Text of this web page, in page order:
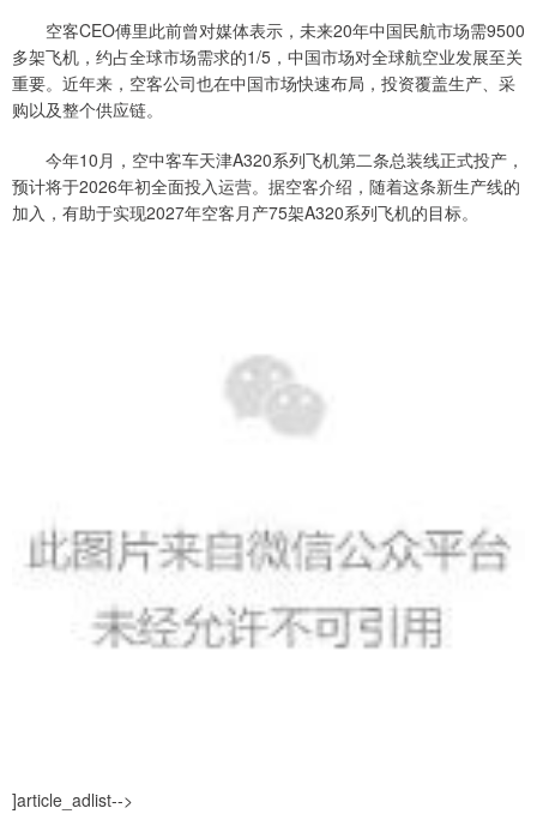
空客CEO傅里此前曾对媒体表示，未来20年中国民航市场需9500
多架飞机，约占全球市场需求的1/5，中国市场对全球航空业发展至关
重要。近年来，空客公司也在中国市场快速布局，投资覆盖生产、采
购以及整个供应链。
今年10月，空中客车天津A320系列飞机第二条总装线正式投产，
预计将于2026年初全面投入运营。据空客介绍，随着这条新生产线的
加入，有助于实现2027年空客月产75架A320系列飞机的目标。
]article_adlist-->